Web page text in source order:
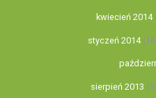
kwiecień 2014
styczeń 2014
sierpień 2013